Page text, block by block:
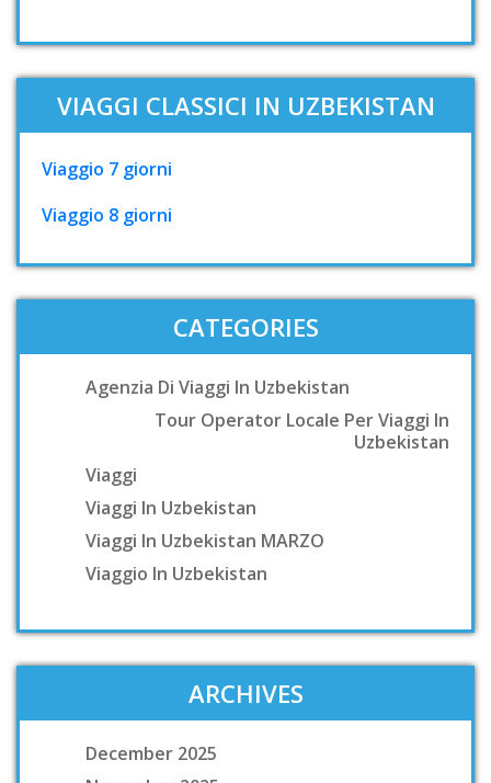
VIAGGI CLASSICI IN UZBEKISTAN
Viaggio 7 giorni
Viaggio 8 giorni
CATEGORIES
Agenzia Di Viaggi In Uzbekistan
Tour Operator Locale Per Viaggi In
Uzbekistan
Viaggi
Viaggi In Uzbekistan
Viaggi In Uzbekistan MARZO
Viaggio In Uzbekistan
ARCHIVES
December 2025